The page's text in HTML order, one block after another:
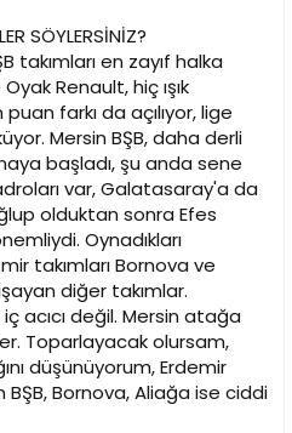
SÖYLERSİNİZ?
takımları en zayıf halka
Renault, hiç ışık
farkı da açılıyor, lige
Mersin BŞB, daha derli
başladı, şu anda sene
var, Galatasaray'a da
olduktan sonra Efes
Oynadıkları
takımları Bornova ve
diğer takımlar.
acıcı değil. Mersin atağa
Toparlayacak olursam,
düşünüyorum, Erdemir
BŞB, Bornova, Aliağa ise ciddi